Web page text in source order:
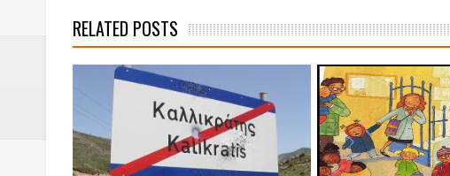
H MAXH ΣTO ΝΤΟΜΠΡΟΥΖΗ
Νεομοναστηριώτικα ...Λαϊκή Μαντεία
Βίντεο του Εφηβικού τμήματος του
ΕΚΔΗΛΩΣΗ ΤΟΥ ΣΥΛΛΟΓΟΥ ΓΟΝΕΩΝ
RELATED POSTS